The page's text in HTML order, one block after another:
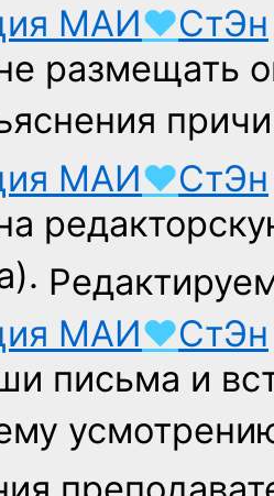
МАИ♥СтЭн
размещать
МАИ♥СтЭн
МАИ♥СтЭн
письма и